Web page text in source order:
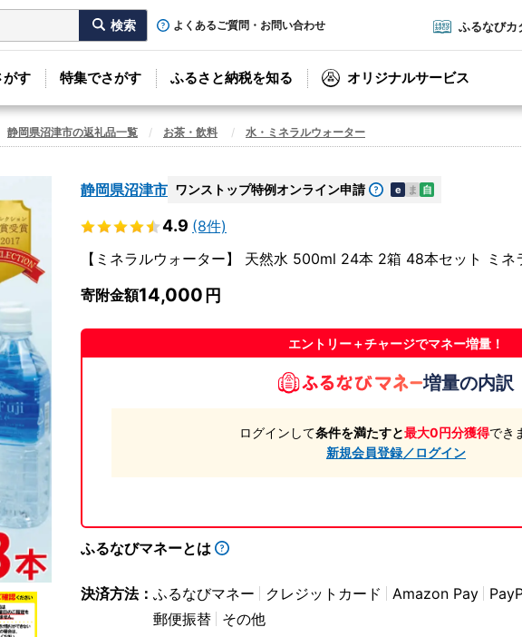
よくあるご質問・お問い合わせ ふるなびカ
がす 特集でさがす ふるさと納税を知る オリジナルサービス
静岡県沼津市の返礼品一覧 お茶・飲料 水・ミネラルウォーター
静岡県沼津市 ワンストップ特例オンライン申請 e ま 自
4.9 (8件)
【ミネラルウォーター】 天然水 500ml 24本 2箱 48本セット ミネ
寄附金額14,000
エントリー＋チャージでマネー増量！
増量の内訳
ログインして条件を満たすと最大0円分獲得でき
新規会員登録／ログイン
ふるなびマネーとは
決済方法： ふるなびマネー クレジットカード Amazon Pay
郵便振替
その他